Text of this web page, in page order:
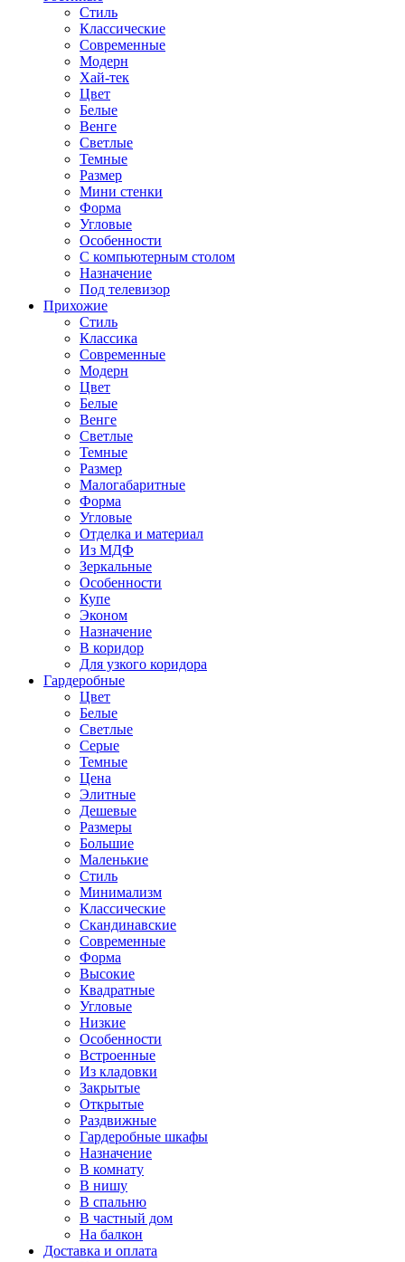
Стиль
Классические
Современные
Модерн
Хай-тек
Цвет
Белые
Венге
Светлые
Темные
Размер
Мини стенки
Форма
Угловые
Особенности
С компьютерным столом
Назначение
Под телевизор
Прихожие
Стиль
Классика
Современные
Модерн
Цвет
Белые
Венге
Светлые
Темные
Размер
Малогабаритные
Форма
Угловые
Отделка и материал
Из МДФ
Зеркальные
Особенности
Купе
Эконом
Назначение
В коридор
Для узкого коридора
Гардеробные
Цвет
Белые
Светлые
Серые
Темные
Цена
Элитные
Дешевые
Размеры
Большие
Маленькие
Стиль
Минимализм
Классические
Скандинавские
Современные
Форма
Высокие
Квадратные
Угловые
Низкие
Особенности
Встроенные
Из кладовки
Закрытые
Открытые
Раздвижные
Гардеробные шкафы
Назначение
В комнату
В нишу
В спальню
В частный дом
На балкон
Доставка и оплата